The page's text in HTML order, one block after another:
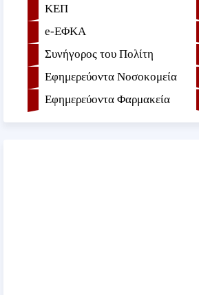
ΚΕΠ
e-ΕΦKA
Συνήγορος του Πολίτη
Εφημερεύοντα Νοσοκομεία
Εφημερεύοντα Φαρμακεία